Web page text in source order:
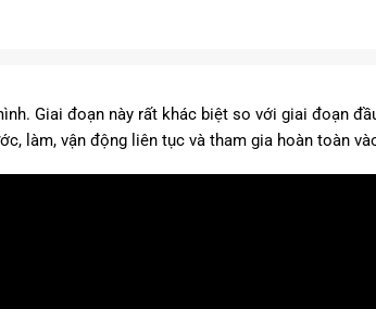
Giai đoạn này rất khác biệt so với giai đoạn
làm, vận động liên tục và tham gia hoàn toàn